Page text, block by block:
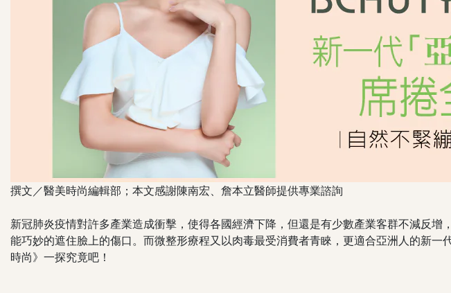
撰文／醫美時尚編輯部；本文感謝陳南宏、詹本立醫師提供專業諮詢
新冠肺炎疫情對許多產業造成衝擊，使得各國經濟下降，但還是有少數產業客群不減反
能巧妙的遮住臉上的傷口。而微整形療程又以肉毒最受消費者青睞，更適合亞洲人的新
時尚》一探究竟吧！